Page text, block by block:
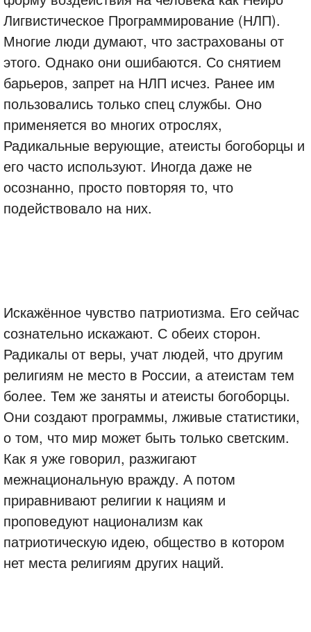
Лигвистическое Программирование (НЛП).
Многие люди думают, что застрахованы от
этого. Однако они ошибаются. Со снятием
барьеров, запрет на НЛП исчез. Ранее им
пользовались только спец службы. Оно
применяется во многих отрослях,
Радикальные верующие, атеисты богоборцы и
его часто используют. Иногда даже не
осознанно, просто повторяя то, что
подействовало на них.
Искажённое чувство патриотизма. Его сейчас
сознательно искажают. С обеих сторон.
Радикалы от веры, учат людей, что другим
религиям не место в России, а атеистам тем
более. Тем же заняты и атеисты богоборцы.
Они создают программы, лживые статистики,
о том, что мир может быть только светским.
Как я уже говорил, разжигают
межнациональную вражду. А потом
приравнивают религии к нациям и
проповедуют национализм как
патриотическую идею, общество в котором
нет места религиям других наций.